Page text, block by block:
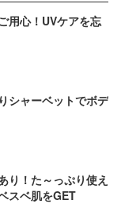
用心！UVケアを忘
シャーベットでボデ
り！た～っぷり使え
スベ肌をGET